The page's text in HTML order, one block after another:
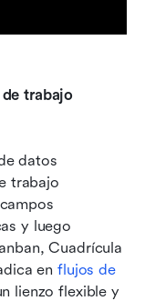
trabajo
datos
trabajo
y luego
Cuadrícula
en flujos de
lienzo flexible y